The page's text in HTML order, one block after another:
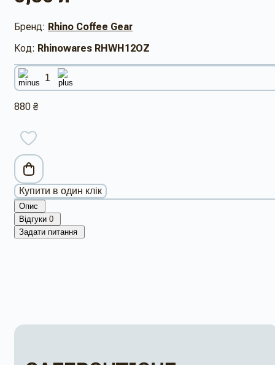
Бренд: Rhino Coffee Gear
Код: Rhinowares RHWH12OZ
880 ₴
Купити в один клік
Опис
Відгуки 0
Задати питання